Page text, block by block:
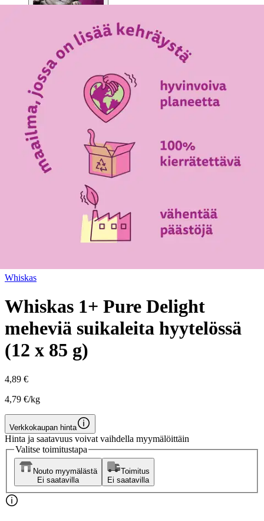
Whiskas
Whiskas 1+ Pure Delight
meheviä suikaleita hyytelössä
(12 x 85 g)
4,89 €
4,79 €/kg
Verkkokaupan hinta
Hinta ja saatavuus voivat vaihdella myymälöittäin
Valitse toimitustapa
Nouto myymälästä
Ei saatavilla
Toimitus
Ei saatavilla